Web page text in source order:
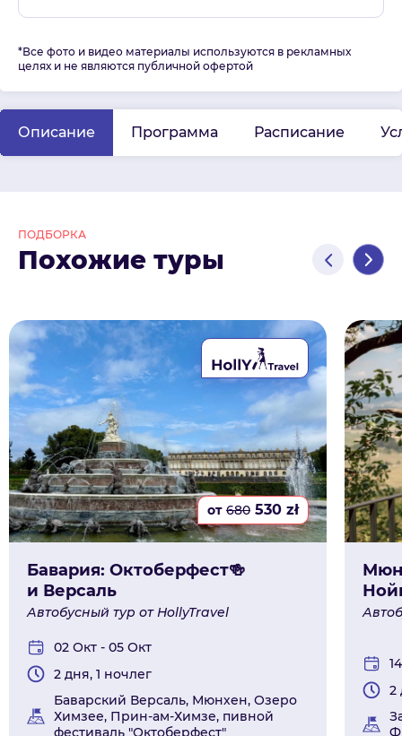
*Все фото и видео материалы используются в рекламных
целях и не являются публичной офертой
Описание Программа Расписание
ПОДБОРКА
Похожие туры
от 680 530 zł
Бавария: Октоберфест🍻
и Версаль
Автобусный тур от HollyTravel
02 Окт - 05 Окт
2 дня, 1 ночлег
Баварский Версаль, Мюнхен, Озеро
Химзее, Прин-ам-Химзе, пивной
фестиваль "Октоберфест"
2